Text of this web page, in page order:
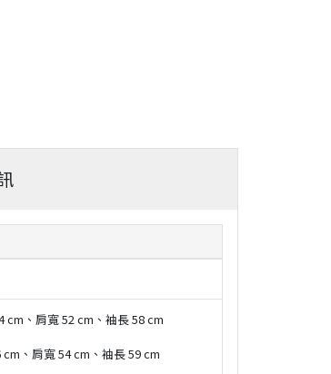
cm、肩寬 52 cm、袖長 58 cm
、肩寬 54 cm、袖長 59 cm